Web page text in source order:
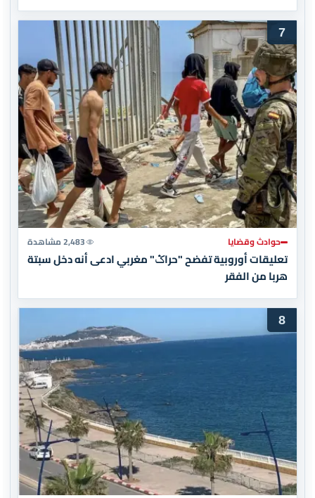
7
حوادث وقضايا 2,483 مشاهدة
تعليقات أوروبية تفضح "حراݣ" مغربي ادعى أنه دخل سبتة
هربا من الفقر
8